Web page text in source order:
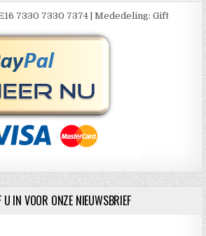
7330 7330 7374 | Mededeling: Gift
U IN VOOR ONZE NIEUWSBRIEF